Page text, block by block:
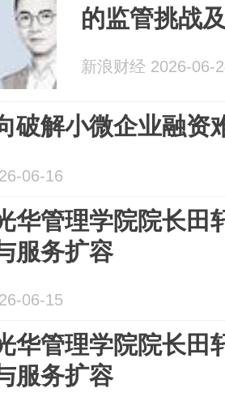
的监管挑战
新浪财经 2026-06-
破解小微企业融资
06-16
华管理学院院长田
服务扩容
06-15
华管理学院院长田
服务扩容